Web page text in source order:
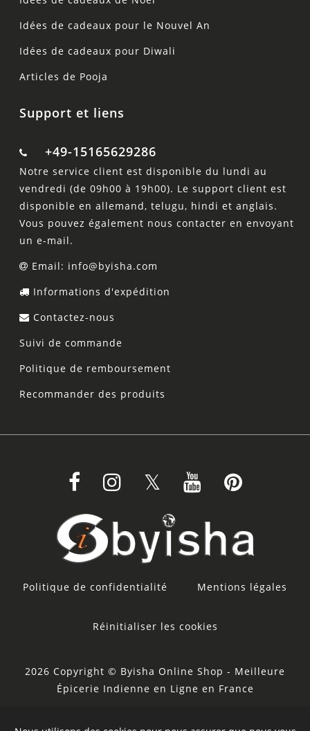
Idées de cadeaux pour le Nouvel An
Idées de cadeaux pour Diwali
Articles de Pooja
Support et liens
+49-15165629286
Notre service client est disponible du lundi au
vendredi (de 09h00 à 19h00). Le support client est
disponible en allemand, telugu, hindi et anglais.
Vous pouvez également nous contacter en envoyant
un e-mail.
Email: info@byisha.com
Informations d'expédition
Contactez-nous
Suivi de commande
Politique de remboursement
Recommander des produits
Politique de confidentialité Mentions légales
Réinitialiser les cookies
2026 Copyright © Byisha Online Shop - Meilleure
Épicerie Indienne en Ligne en France